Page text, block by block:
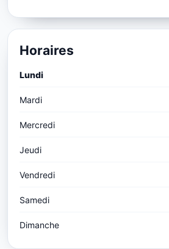
Horaires
Lundi
Mardi
Mercredi
Jeudi
Vendredi
Samedi
Dimanche